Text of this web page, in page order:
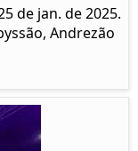
de jan. de 2025.
Andrezão